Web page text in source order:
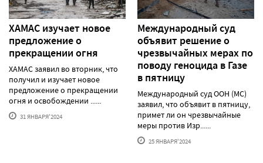
ХАМАС изучает новое
предложение о
прекращении огня
ХАМАС заявил во вторник, что
получил и изучает новое
предложение о прекращении
огня и освобождении ......
31 ЯНВАРЯ'2024
Международный суд
объявит решение о
чрезвычайных мерах по
поводу геноцида в Газе
в пятницу
Международный суд ООН (МС)
заявил, что объявит в пятницу,
примет ли он чрезвычайные
меры против Изр......
25 ЯНВАРЯ'2024